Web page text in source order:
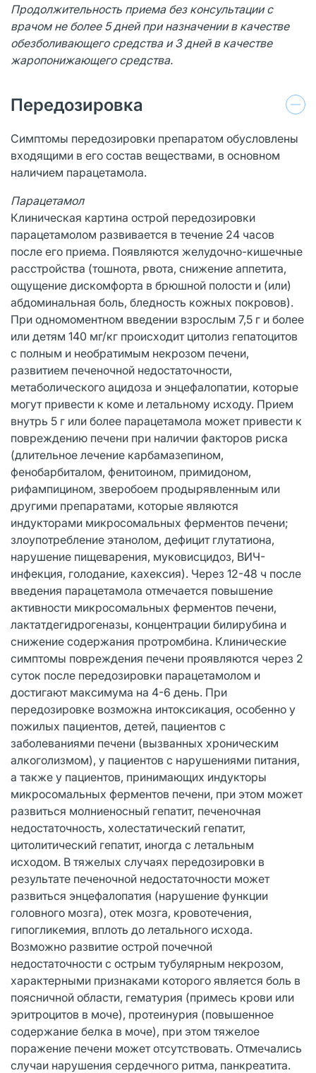
Продолжительность приема без консультации с
врачом не более 5 дней при назначении в качестве
обезболивающего средства и 3 дней в качестве
жаропонижающего средства.
Передозировка
Симптомы передозировки препаратом обусловлены
входящими в его состав веществами, в основном
наличием парацетамола.
Парацетамол
Клиническая картина острой передозировки
парацетамолом развивается в течение 24 часов
после его приема. Появляются желудочно-кишечные
расстройства (тошнота, рвота, снижение аппетита,
ощущение дискомфорта в брюшной полости и (или)
абдоминальная боль, бледность кожных покровов).
При одномоментном введении взрослым 7,5 г и более
или детям 140 мг/кг происходит цитолиз гепатоцитов
с полным и необратимым некрозом печени,
развитием печеночной недостаточности,
метаболического ацидоза и энцефалопатии, которые
могут привести к коме и летальному исходу. Прием
внутрь 5 г или более парацетамола может привести к
повреждению печени при наличии факторов риска
(длительное лечение карбамазепином,
фенобарбиталом, фенитоином, примидоном,
рифампицином, зверобоем продырявленным или
другими препаратами, которые являются
индукторами микросомальных ферментов печени;
злоупотребление этанолом, дефицит глутатиона,
нарушение пищеварения, муковисцидоз, ВИЧ-
инфекция, голодание, кахексия). Через 12-48 ч после
введения парацетамола отмечается повышение
активности микросомальных ферментов печени,
лактатдегидрогеназы, концентрации билирубина и
снижение содержания протромбина. Клинические
симптомы повреждения печени проявляются через 2
суток после передозировки парацетамолом и
достигают максимума на 4-6 день. При
передозировке возможна интоксикация, особенно у
пожилых пациентов, детей, пациентов с
заболеваниями печени (вызванных хроническим
алкоголизмом), у пациентов с нарушениями питания,
а также у пациентов, принимающих индукторы
микросомальных ферментов печени, при этом может
развиться молниеносный гепатит, печеночная
недостаточность, холестатический гепатит,
цитолитический гепатит, иногда с летальным
исходом. В тяжелых случаях передозировки в
результате печеночной недостаточности может
развиться энцефалопатия (нарушение функции
головного мозга), отек мозга, кровотечения,
гипогликемия, вплоть до летального исхода.
Возможно развитие острой почечной
недостаточности с острым тубулярным некрозом,
характерными признаками которого является боль в
поясничной области, гематурия (примесь крови или
эритроцитов в моче), протеинурия (повышенное
содержание белка в моче), при этом тяжелое
поражение печени может отсутствовать. Отмечались
случаи нарушения сердечного ритма, панкреатита.